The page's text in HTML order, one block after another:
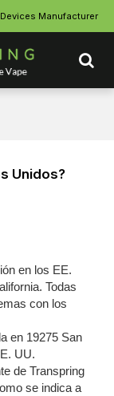
Manufacturer
Unidos?
en los EE.
Todas
con los
en 19275 San
UU.
de Transpring
se indica a